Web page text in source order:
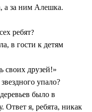
а за ним Алешка.
ребят?
в гости к детям
своих друзей!»
упало?
было в
Ответ я, ребята, никак